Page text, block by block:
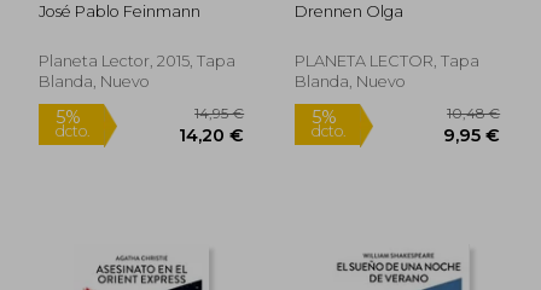
José Pablo Feinmann
Planeta Lector, 2015, Tapa
Blanda, Nuevo
Drennen Olga
PLANETA LECTOR, Tapa
Blanda, Nuevo